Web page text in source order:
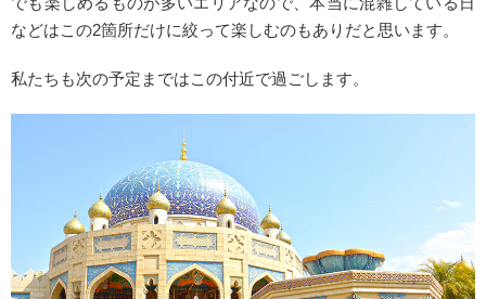
などはこの2箇所だけに絞って楽しむのもありだと思います。
私たちも次の予定まではこの付近で過ごします。